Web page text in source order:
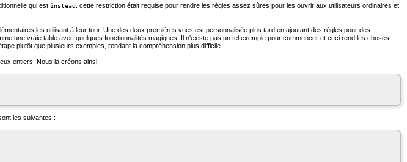
qui est instead
. cette restriction était requise pour rendre les règles assez sûres pour les ouvrir aux utilisateurs ordinaires et
les utilisant à leur tour. Une des deux premières vues est personnalisée plus tard en ajoutant des règles pour des
une vraie table avec quelques fonctionnalités magiques. Il n'existe pas un tel exemple pour commencer et ceci rend les choses
plutôt que plusieurs exemples, rendant la compréhension plus difficile.
entiers. Nous la créons ainsi :
les suivantes :